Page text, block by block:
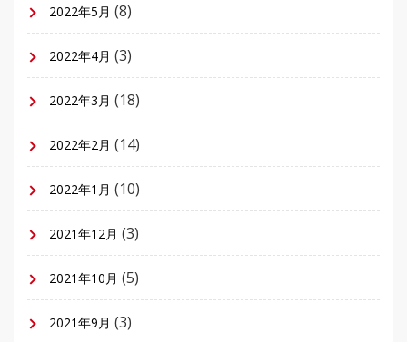
2022年5月 (8)
2022年4月 (3)
2022年3月 (18)
2022年2月 (14)
2022年1月 (10)
2021年12月 (3)
2021年10月 (5)
2021年9月 (3)